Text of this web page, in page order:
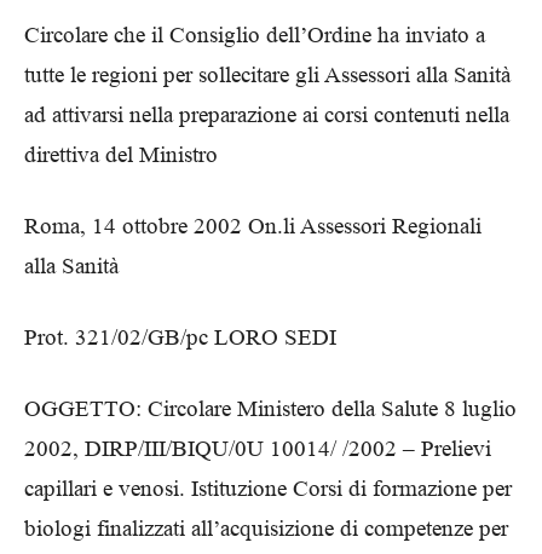
Circolare che il Consiglio dell’Ordine ha inviato a
tutte le regioni per sollecitare gli Assessori alla Sanità
ad attivarsi nella preparazione ai corsi contenuti nella
direttiva del Ministro
Roma, 14 ottobre 2002 On.li Assessori Regionali
alla Sanità
Prot. 321/02/GB/pc LORO SEDI
OGGETTO: Circolare Ministero della Salute 8 luglio
2002, DIRP/III/BIQU/0U 10014/ /2002 – Prelievi
capillari e venosi. Istituzione Corsi di formazione per
biologi finalizzati all’acquisizione di competenze per